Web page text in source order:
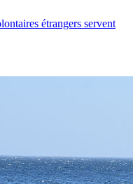
étrangers servent